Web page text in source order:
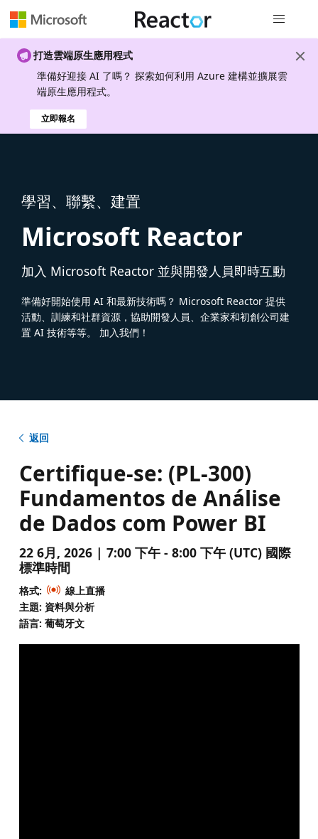
打造雲端原生應用程式
準備好迎接 AI 了嗎？ 探索如何利用 Azure 建構並擴展雲
端原生應用程式。
立即報名
學習、聯繫、建置
Microsoft Reactor
加入 Microsoft Reactor 並與開發人員即時互動
準備好開始使用 AI 和最新技術嗎？ Microsoft Reactor 提供
活動、訓練和社群資源，協助開發人員、企業家和初創公司建
置 AI 技術等等。 加入我們！
返回
Certifique-se: (PL-300)
Fundamentos de Análise
de Dados com Power BI
22 6月, 2026 | 7:00 下午 - 8:00 下午 (UTC) 國際
標準時間
格式:
線上直播
主題: 資料與分析
語言: 葡萄牙文